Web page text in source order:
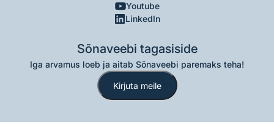
Youtube
LinkedIn
Sõnaveebi tagasiside
Iga arvamus loeb ja aitab Sõnaveebi paremaks teha!
Kirjuta meile